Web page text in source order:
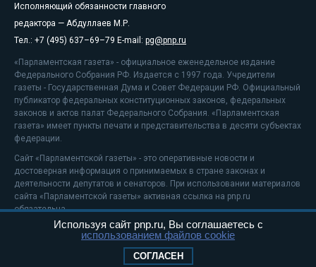
Исполняющий обязанности главного
редактора — Абдуллаев М.Р.
Тел.: +7 (495) 637–69–79 E-mail: pg@pnp.ru
«Парламентская газета» - официальное еженедельное издание
Федерального Собрания РФ. Издается с 1997 года. Учредители
газеты - Государственная Дума и Совет Федерации РФ. Официальный
публикатор федеральных конституционных законов, федеральных
законов и актов палат Федерального Собрания. «Парламентская
газета» имеет пункты печати и представительства в десяти субъектах
федерации.
Сайт «Парламентской газеты» - это оперативные новости и
достоверная информация о принимаемых в стране законах и
деятельности депутатов и сенаторов. При использовании материалов
сайта «Парламентской газеты» активная ссылка на pnp.ru
обязательна.
На информационном ресурсе применяютсярекомендательные
Положение о защите персональных данных
Используя сайт pnp.ru, Вы соглашаетесь с
использованием файлов cookie
СОГЛАСЕН